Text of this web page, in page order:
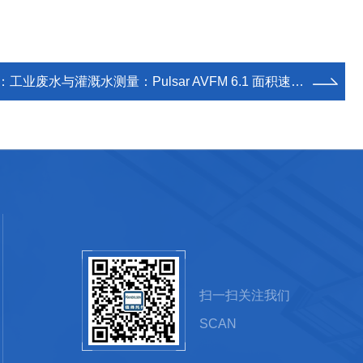
工业废水与灌溉水测量：Pulsar AVFM 6.1 面积速度流量计安装与调试要点
扫一扫关注我们
SCAN